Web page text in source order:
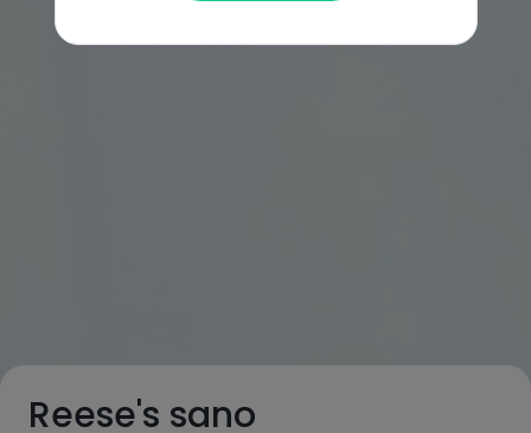
Reese's sano